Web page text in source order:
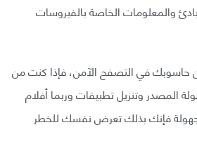
والمعلومات الخاصة بالفيروسات
في التصفح الآمن، فإذا كنت من
المصدر وتنزيل تطبيقات وربما أفلام
فإنك بذلك تعرض نفسك للخطر